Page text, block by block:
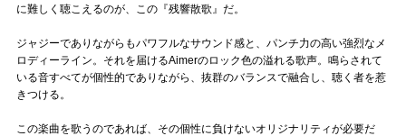
に難しく聴こえるのが、この『残響散歌』だ。
ジャジーでありながらもパワフルなサウンド感と、パンチ力の高い強烈なメ
ロディーライン。それを届けるAimerのロック色の溢れる歌声。鳴らされて
いる音すべてが個性的でありながら、抜群のバランスで融合し、聴く者を惹
きつける。
この楽曲を歌うのであれば、その個性に負けないオリジナリティが必要だ